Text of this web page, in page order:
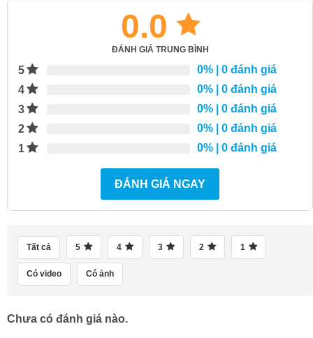
0.0
ĐÁNH GIÁ TRUNG BÌNH
5 0% | 0 đánh giá
4
0% | 0 đánh giá
3
0% | 0 đánh giá
2
0% | 0 đánh giá
1
0% | 0 đánh giá
ĐÁNH GIÁ NGAY
Tất cả 5 4 3 2 1
Có video Có ảnh
Chưa có đánh giá nào.